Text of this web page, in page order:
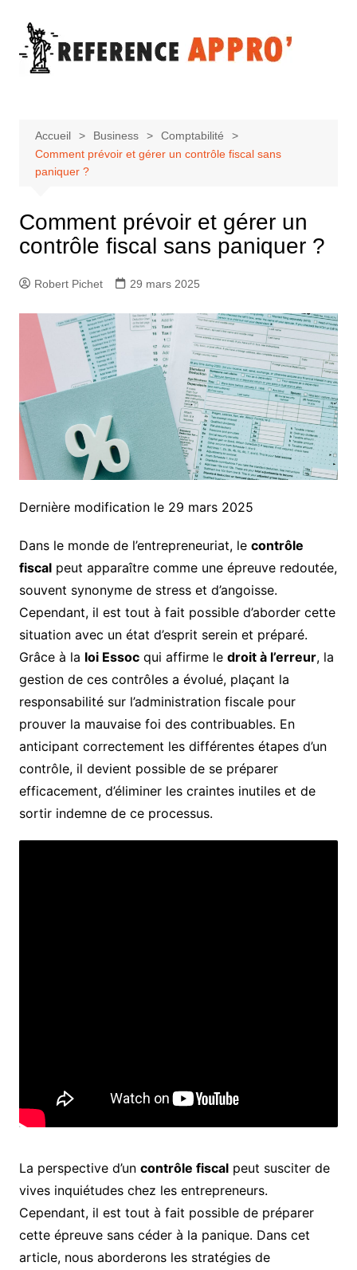
contenu
Accueil Business
Comptabilité
Comment prévoir et gérer un contrôle fiscal sans
paniquer ?
Comment prévoir et gérer un
contrôle fiscal sans paniquer ?
Robert Pichet 29 mars 2025
Dernière modification le 29 mars 2025
Dans le monde de l’entrepreneuriat, le contrôle
fiscalpeut apparaître comme une épreuve redoutée,
souvent synonyme de stress et d’angoisse.
Cependant, il est tout à fait possible d’aborder cette
situation avec un état d’esprit serein et préparé.
Grâce à la loi Essocqui affirme le droit à l’erreur, la
gestion de ces contrôles a évolué, plaçant la
responsabilité sur l’administration fiscale pour
prouver la mauvaise foi des contribuables. En
anticipant correctement les différentes étapes d’un
contrôle, il devient possible de se préparer
efficacement, d’éliminer les craintes inutiles et de
sortir indemne de ce processus.
La perspective d’un contrôle fiscalpeut susciter de
vives inquiétudes chez les entrepreneurs.
Cependant, il est tout à fait possible de préparer
cette épreuve sans céder à la panique. Dans cet
article, nous aborderons les stratégies de